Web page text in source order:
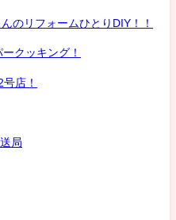
のリフォームひとりDIY！！
クッキング！
店！
局